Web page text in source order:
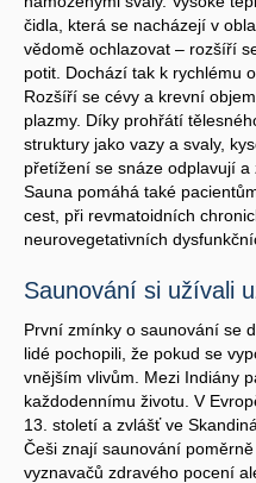
čidla, která se nacházejí v
vědomě ochlazovat – rozšíří
potit. Dochází tak k rychlému
Rozšíří se cévy a krevní
plazmy. Díky prohřátí
struktury jako vazy a svaly,
přetížení se snáze odplavují a
Sauna pomáhá také
cest, při revmatoidních
neurovegetativních
Saunování si užívali
První zmínky o saunování se
lidé pochopili, že pokud se
vnějším vlivům. Mezi Indiány
každodennímu životu. V
13. století a zvlášť ve
Češi znají saunování
vyznavačů zdravého pocení